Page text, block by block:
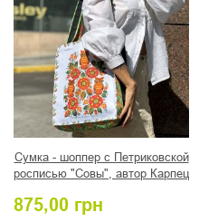
Сумка - шоппер с Петриковской
росписью "Совы", автор Карпец
875,00 грн